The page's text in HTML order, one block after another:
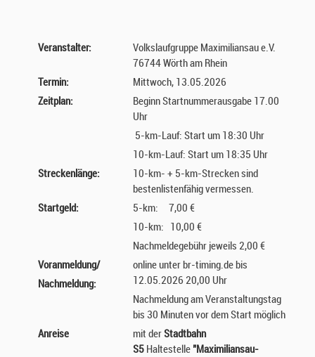
Veranstalter:
Volkslaufgruppe Maximiliansau e.V.
76744 Wörth am Rhein
Termin:
Mittwoch, 13.05.2026
Zeitplan:
Beginn Startnummerausgabe 17.00
Uhr
5-km-Lauf: Start um 18:30 Uhr
10-km-Lauf: Start um 18:35 Uhr
Streckenlänge:
10-km- + 5-km-Strecken sind
bestenlistenfähig vermessen.
Startgeld:
5-km: 7,00 €
10-km: 10,00 €
Nachmeldegebühr jeweils 2,00 €
Voranmeldung/
Nachmeldung:
online unter br-timing.de bis
12.05.2026 20,00 Uhr
Nachmeldung am Veranstaltungstag
bis 30 Minuten vor dem Start möglich
Anreise
mit der Stadtbahn
S5 Haltestelle "Maximiliansau-